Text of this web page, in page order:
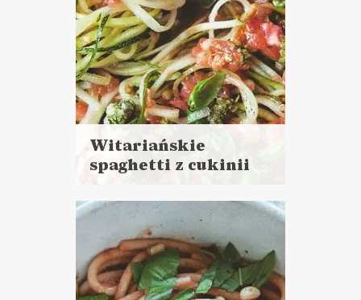
Witariańskie
spaghetti z cukinii
więcej
Czas przygotowania:
do 30 minut
DANIA GŁÓWNE
LUNCHE DO PRACY
PRZYSTAWKI
DLA OCHŁODY ?